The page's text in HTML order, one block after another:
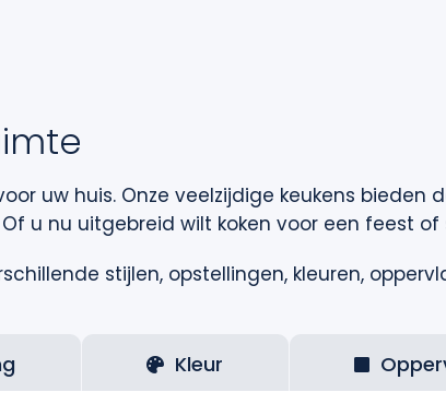
uw huis. Onze veelzijdige keukens bieden
u nu uitgebreid wilt koken voor een feest
stijlen, opstellingen, kleuren,
Kleur